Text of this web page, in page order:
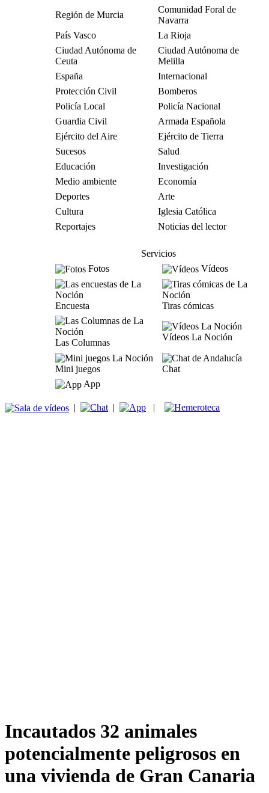
Región de Murcia
Comunidad Foral de
Navarra
País Vasco
La Rioja
Ciudad Autónoma de
Ceuta
Ciudad Autónoma de
Melilla
España
Internacional
Protección Civil
Bomberos
Policía Local
Policía Nacional
Guardia Civil
Armada Española
Ejército del Aire
Ejército de Tierra
Sucesos
Salud
Educación
Investigación
Medio ambiente
Economía
Deportes
Arte
Cultura
Iglesia Católica
Reportajes
Noticias del lector
Servicios
Fotos
Vídeos
Encuesta Tiras cómicas
Las Columnas
Vídeos La Noción
Mini juegos
Chat
App
| | |
Incautados 32 animales
potencialmente peligrosos en
una vivienda de Gran Canaria